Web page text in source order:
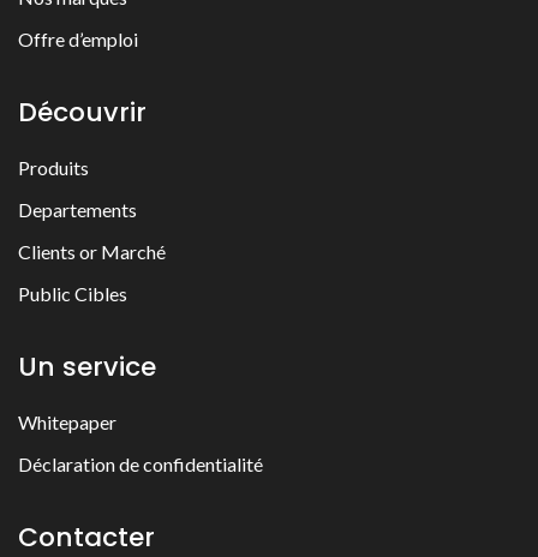
Offre d’emploi
Découvrir
Produits
Departements
Clients or Marché
Public Cibles
Un service
Whitepaper
Déclaration de confidentialité
Contacter